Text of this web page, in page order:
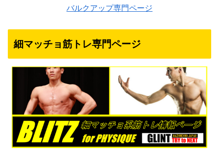
バルクアップ専門ページ
細マッチョ筋トレ専門ページ